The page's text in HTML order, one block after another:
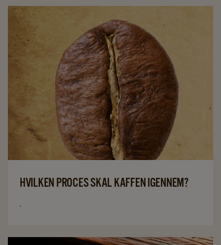
HVILKEN PROCES SKAL KAFFEN IGENNEM?
.